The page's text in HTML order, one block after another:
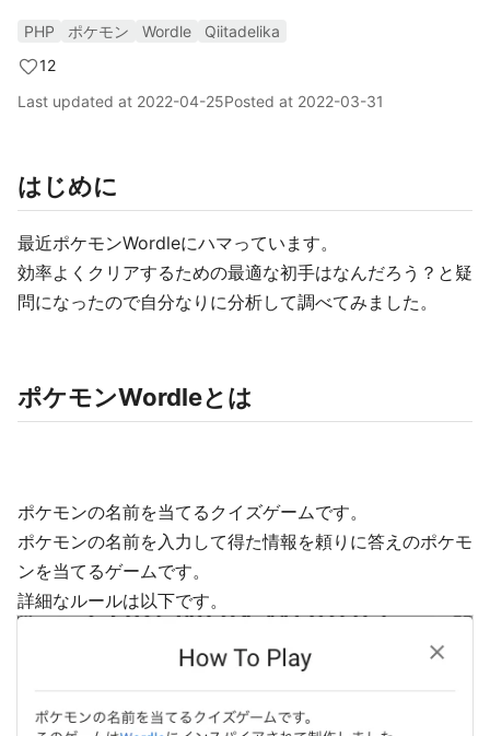
PHP ポケモン Wordle
Qiitadelika
12
Last updated at 2022-04-25Posted at 2022-03-31
はじめに
最近ポケモンWordleにハマっています。
効率よくクリアするための最適な初手はなんだろう？と疑
問になったので自分なりに分析して調べてみました。
ポケモンWordleとは
ポケモンの名前を当てるクイズゲームです。
ポケモンの名前を入力して得た情報を頼りに答えのポケモ
ンを当てるゲームです。
詳細なルールは以下です。